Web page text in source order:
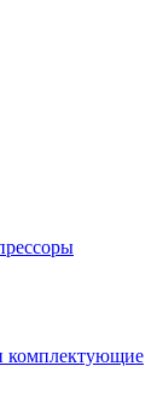
комплектующие